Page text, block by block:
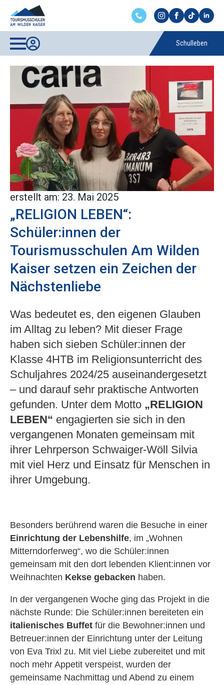
Schulleben
erstellt am: 23. Mai 2025
„RELIGION LEBEN“:
Schüler:innen der
Tourismusschulen Am Wilden
Kaiser setzen ein Zeichen der
Nächstenliebe
Was bedeutet es, den eigenen Glauben
im Alltag zu leben? Mit dieser Frage
haben sich sieben Schüler:innen der
Klasse 4HTB im Religionsunterricht des
Schuljahres 2024/25 auseinandergesetzt
– und darauf sehr praktische Antworten
gefunden. Unter dem Motto „RELIGION
LEBEN“ engagierten sie sich in den
vergangenen Monaten gemeinsam mit
ihrer Lehrperson Schwaiger-Wöll Silvia
mit viel Herz und Einsatz für Menschen in
ihrer Umgebung.
Besonders berührend waren die Besuche in einer
Einrichtung der Lebenshilfe, im „Wohnen
Mitterndorferweg“, wo die Schüler:innen
gemeinsam mit den dort lebenden Klient:innen vor
Weihnachten Kekse gebacken haben.
In der vergangenen Woche ging das Projekt in die
nächste Runde: Die Schüler:innen bereiteten ein
italienisches Buffet für die Bewohner:innen und
Betreuer:innen der Einrichtung unter der Leitung
von Eva Trixl zu. Mit viel Liebe zubereitet und mit
noch mehr Appetit verspeist, wurden der
gemeinsame Nachmittag und Abend zu einem